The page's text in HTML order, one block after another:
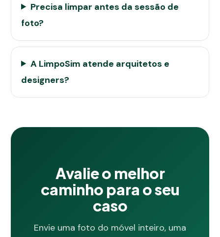
Precisa limpar antes da sessão de
foto?
A LimpoSim atende arquitetos e
designers?
Avalie o melhor
caminho para o seu
caso
Envie uma foto do móvel inteiro, uma